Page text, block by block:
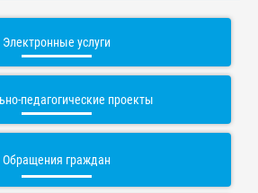
Электронные услуги
педагогические проекты
Обращения граждан